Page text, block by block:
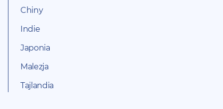
Chiny
Indie
Japonia
Malezja
Tajlandia